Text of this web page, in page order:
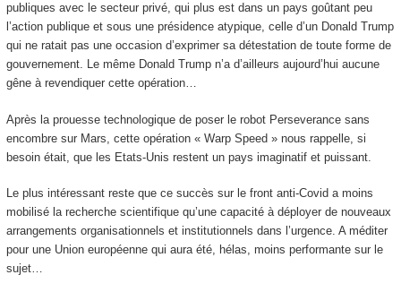
publiques avec le secteur privé, qui plus est dans un pays goûtant peu
l’action publique et sous une présidence atypique, celle d’un Donald Trump
qui ne ratait pas une occasion d’exprimer sa détestation de toute forme de
gouvernement. Le même Donald Trump n’a d’ailleurs aujourd’hui aucune
gêne à revendiquer cette opération…
Après la prouesse technologique de poser le robot Perseverance sans
encombre sur Mars, cette opération « Warp Speed » nous rappelle, si
besoin était, que les Etats-Unis restent un pays imaginatif et puissant.
Le plus intéressant reste que ce succès sur le front anti-Covid a moins
mobilisé la recherche scientifique qu’une capacité à déployer de nouveaux
arrangements organisationnels et institutionnels dans l’urgence. A méditer
pour une Union européenne qui aura été, hélas, moins performante sur le
sujet…